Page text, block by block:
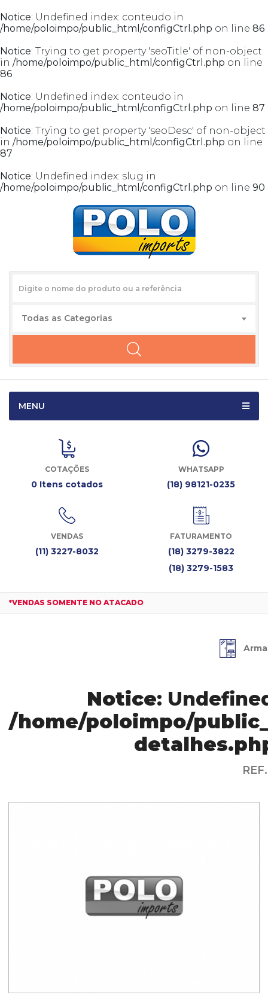
Notice: Undefined index: conteudo in
/home/poloimpo/public_html/configCtrl.php on line 86
Notice: Trying to get property 'seoTitle' of non-object
in /home/poloimpo/public_html/configCtrl.php on line
86
Notice: Undefined index: conteudo in
/home/poloimpo/public_html/configCtrl.php on line 87
Notice: Trying to get property 'seoDesc' of non-object
in /home/poloimpo/public_html/configCtrl.php on line
87
Notice: Undefined index: slug in
/home/poloimpo/public_html/configCtrl.php on line 90
Todas as Categorias
MENU
COTAÇÕES
0 Itens cotados
WHATSAPP
(18) 98121-0235
VENDAS
(11) 3227-8032
FATURAMENTO
(18) 3279-3822
(18) 3279-1583
*VENDAS SOMENTE NO ATACADO
Notice:
/home/poloimpo/